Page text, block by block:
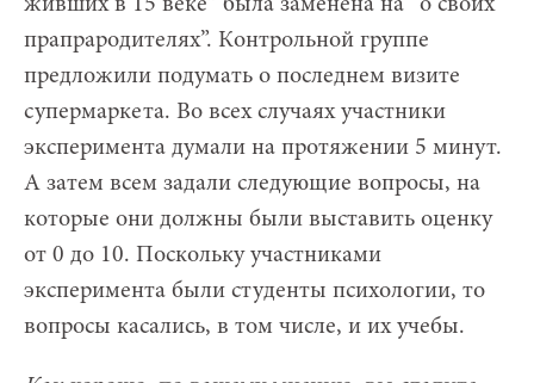
прапрародителях”. Контрольной группе
предложили подумать о последнем визите
супермаркета. Во всех случаях участники
эксперимента думали на протяжении 5 минут.
А затем всем задали следующие вопросы, на
которые они должны были выставить оценку
от 0 до 10. Поскольку участниками
эксперимента были студенты психологии, то
вопросы касались, в том числе, и их учебы.